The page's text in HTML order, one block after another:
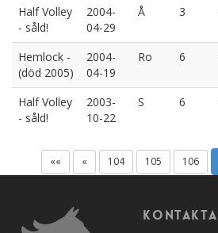
Half Volley
- såld!
2004-
04-29
Å 3
Hemlock -
(död 2005)
2004-
04-19
Ro 6
Half Volley
- såld!
2003-
10-22
S 6
«« « 104 105 106